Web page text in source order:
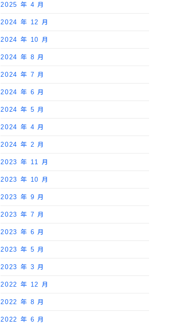
2025 年 4 月
2024 年 12 月
2024 年 10 月
2024 年 8 月
2024 年 7 月
2024 年 6 月
2024 年 5 月
2024 年 4 月
2024 年 2 月
2023 年 11 月
2023 年 10 月
2023 年 9 月
2023 年 7 月
2023 年 6 月
2023 年 5 月
2023 年 3 月
2022 年 12 月
2022 年 8 月
2022 年 6 月